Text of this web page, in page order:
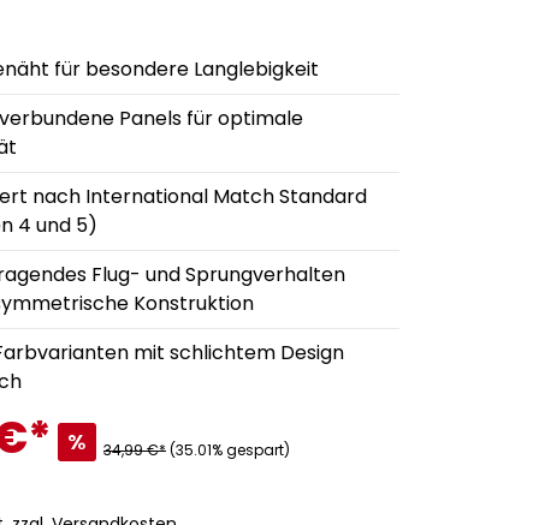
für besondere Langlebigkeit
Panels für optimale
nach International Match Standard
4 und 5)
Flug- und Sprungverhalten
Konstruktion
mit schlichtem Design
* % 34,99 €*(35.01% gespart)